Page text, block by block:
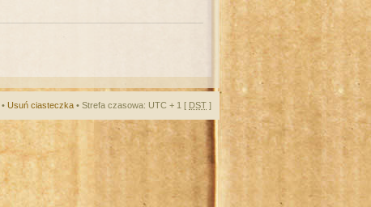
• Usuń ciasteczka • Strefa czasowa: UTC + 1 [ DST ]